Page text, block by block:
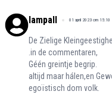
lampall 01 april 2023 om 15:10
De Zielige
.in de commentaren,
Géén greintje begrip.
altijd maar hálen,en
egoïstisch dom volk.